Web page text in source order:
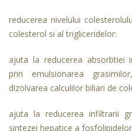
reducerea nivelului
colesterol si al trigliceridelor:
ajuta la reducerea absorbtiei
prin emulsionarea
dizolvarea calculilor biliari de
ajuta la reducerea infiltrarii
sintezei hepatice a